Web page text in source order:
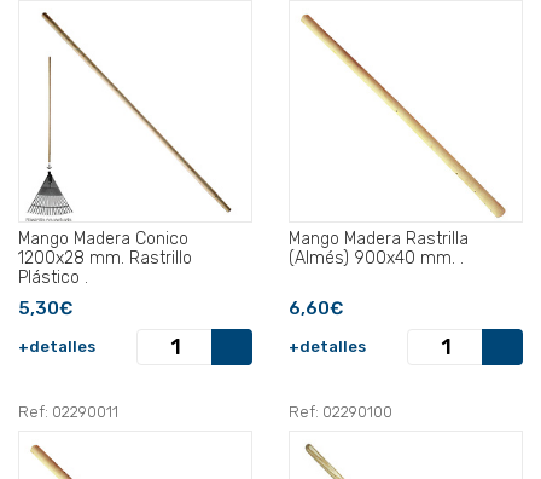
Mango Madera Conico
1200x28 mm. Rastrillo
Plástico .
5,30€
+detalles
Mango Madera Rastrilla
(Almés) 900x40 mm. .
6,60€
+detalles
Ref: 02290011 Ref: 02290100